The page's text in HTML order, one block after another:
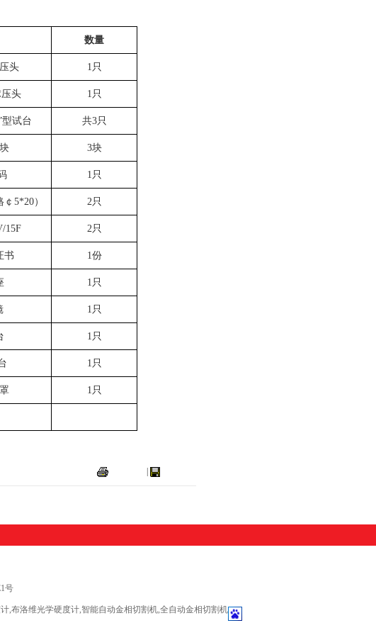
数量
头 1只
头 1只
型试台 共3只
3块
1只
￠ 5*20） 2只
15F 2只
书 1份
1只
1只
1只
1只
1只
号
,布洛维光学硬度计,智能自动金相切割机,全自动金相切割机